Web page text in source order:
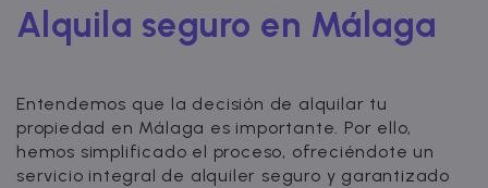
Alquila seguro en Málaga
Entendemos que la decisión de alquilar tu
propiedad en Málaga es importante. Por ello,
hemos simplificado el proceso, ofreciéndote un
servicio integral de alquiler seguro y garantizado